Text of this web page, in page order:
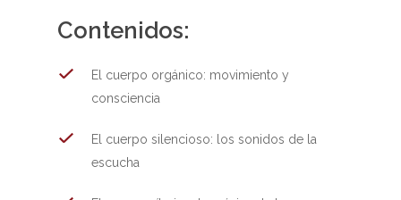
Contenidos:
El cuerpo orgánico: movimiento y
consciencia
El cuerpo silencioso: los sonidos de la
escucha